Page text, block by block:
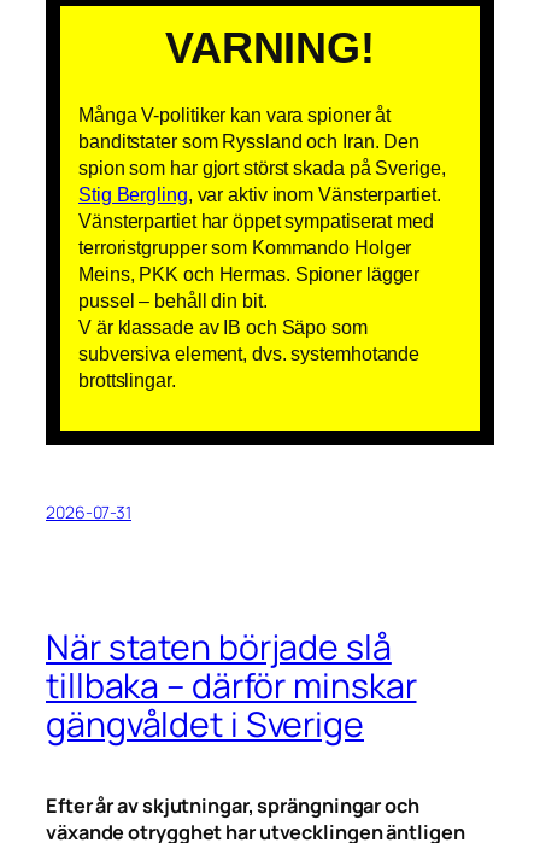
VARNING!
Många V-politiker kan vara spioner åt
banditstater som Ryssland och Iran. Den
spion som har gjort störst skada på Sverige,
Stig Bergling, var aktiv inom Vänsterpartiet.
Vänsterpartiet har öppet sympatiserat med
terroristgrupper som Kommando Holger
Meins, PKK och Hermas. Spioner lägger
pussel – behåll din bit.
V är klassade av IB och Säpo som
subversiva element, dvs. systemhotande
brottslingar.
2026-07-31
När staten började slå
tillbaka – därför minskar
gängvåldet i Sverige
Efter år av skjutningar, sprängningar och
växande otrygghet har utvecklingen äntligen